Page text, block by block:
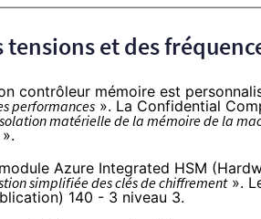
tensions et des
contrôleur mémoire est
performances ». La Confidential
matérielle de la mémoire de la
».
Azure Integrated HSM
simplifiée des clés de chiffrement».
140 - 3 niveau 3.